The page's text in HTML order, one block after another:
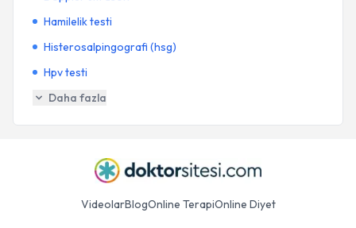
Hamilelik testi
Histerosalpingografi (hsg)
Hpv testi
Daha fazla
VideolarBlogOnline TerapiOnline Diyet